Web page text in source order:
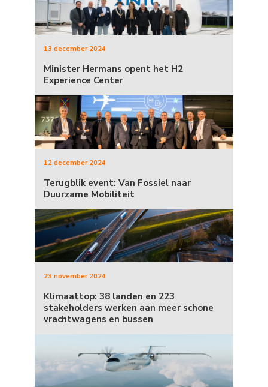
13 december 2024
Minister Hermans opent het H2
Experience Center
12 december 2024
Terugblik event: Van Fossiel naar
Duurzame Mobiliteit
23 november 2024
Klimaattop: 38 landen en 223
stakeholders werken aan meer schone
vrachtwagens en bussen